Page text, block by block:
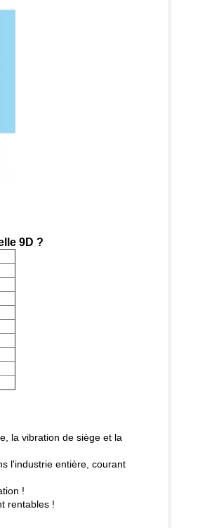
9D ?
la vibration de siège et la
l'industrie entière, courant
!
rentables !